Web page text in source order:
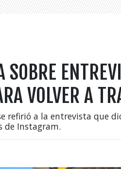
SOBRE
VOLVER A
refirió a la entrevista que
de Instagram.